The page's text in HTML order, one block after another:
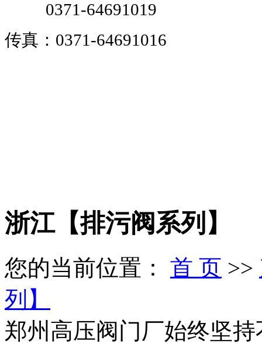
0371-64691019
传真：0371-64691016
浙江【排污阀系列】
您的当前位置： 首 页 >>
列】
郑州高压阀门厂始终坚